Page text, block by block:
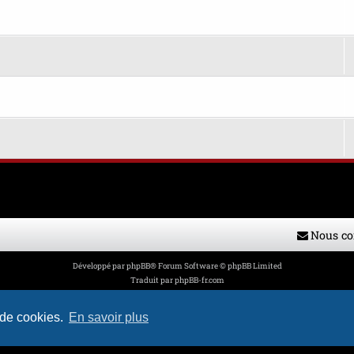
cookies. En savoir plus
Nous
Développé parphpBB® Forum Software © phpBB Limited
Traduit parphpBB-fr.com